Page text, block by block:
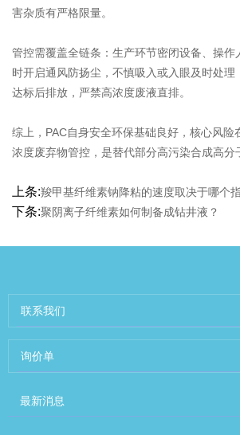
害杂质有严格限量。
管控需覆盖全链条：生产环节密闭设备、操作
时开启通风防扬尘，不慎吸入或入眼及时处理
达标后排放，严禁高浓度废液直排。
综上，PAC自身安全环保基础良好，核心风险
浓度废弃物管控，是替代部分高污染合成高分
上条:羧甲基纤维素钠降粘的速度取决于哪个
下条:聚阴离子纤维素如何制备成钻井液？
联系我们
询价单
最新消息